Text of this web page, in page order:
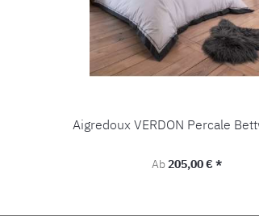
Aigredoux VERDON Percale
Regulärer Preis:
Ab205,00 € *